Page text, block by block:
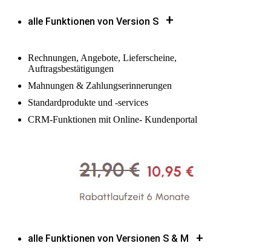
alle Funktionen von Version S +
Rechnungen, Angebote, Lieferscheine,
Auftragsbestätigungen
Mahnungen & Zahlungserinnerungen
Standardprodukte und -services
CRM-Funktionen mit Online- Kundenportal
alle Funktionen von Versionen S & M +